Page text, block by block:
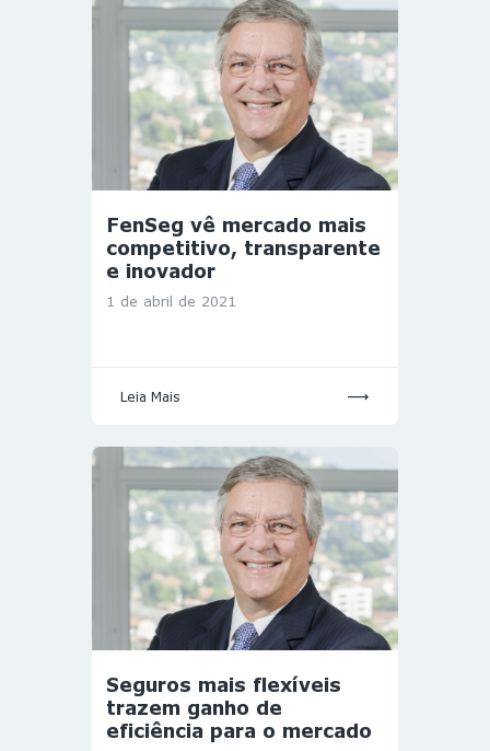
FenSeg vê mercado mais
competitivo, transparente
e inovador
1 de abril de 2021
Leia Mais
Seguros mais flexíveis
trazem ganho de
eficiência para o mercado